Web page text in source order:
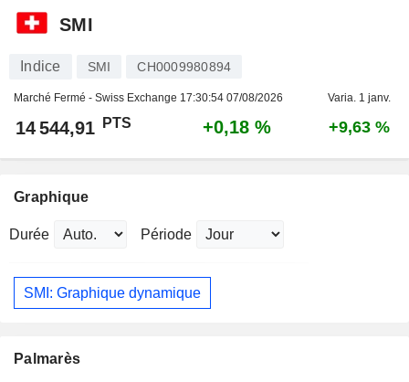
SMI
Indice SMI CH0009980894
Marché Fermé - Swiss Exchange 17:30:54 07/08/2026 Varia. 1 janv.
14 544,91 PTS +0,18 % +9,63 %
Graphique
Durée Période
SMI: Graphique dynamique
Palmarès